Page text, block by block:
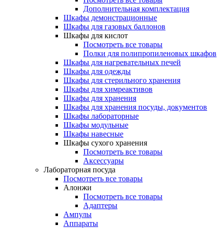
Дополнительная комплектация
Шкафы демонстрационные
Шкафы для газовых баллонов
Шкафы для кислот
Посмотреть все товары
Полки для полипропиленовых шкафов
Шкафы для нагревательных печей
Шкафы для одежды
Шкафы для стерильного хранения
Шкафы для химреактивов
Шкафы для хранения
Шкафы для хранения посуды, документов
Шкафы лабораторные
Шкафы модульные
Шкафы навесные
Шкафы сухого хранения
Посмотреть все товары
Аксессуары
Лабораторная посуда
Посмотреть все товары
Алонжи
Посмотреть все товары
Адаптеры
Ампулы
Аппараты